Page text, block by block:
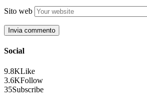
Sito web
Social
9.8KLike
3.6KFollow
35Subscribe